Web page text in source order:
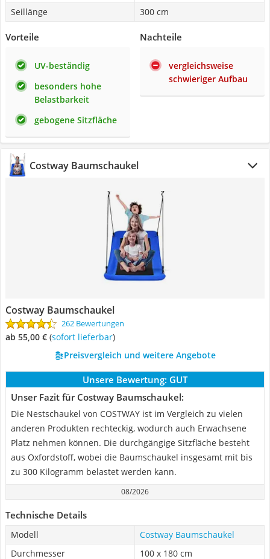
Seillänge
300 cm
Vorteile
UV-beständig
besonders hohe
Belastbarkeit
gebogene Sitzfläche
Nachteile
vergleichsweise
schwieriger Aufbau
Costway Baumschaukel
Costway Baumschaukel
262 Bewertungen
ab 55,00 € ( Sofort lieferbar)
Preisvergleich und weitere Angebote
Unsere Bewertung: GUT
Unser Fazit für Costway Baumschaukel:
Die Nestschaukel von COSTWAY ist im Vergleich zu vielen
anderen Produkten rechteckig, wodurch auch Erwachsene
Platz nehmen können. Die durchgängige Sitzfläche besteht
aus Oxfordstoff, wobei die Baumschaukel insgesamt mit bis
zu 300 Kilogramm belastet werden kann.
08/2026
Technische Details
Modell
Costway Baumschaukel
Durchmesser
100 x 180 cm